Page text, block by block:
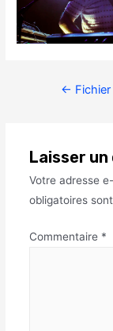
←
Laisser
Votre adresse
obligatoires
Commentaire *